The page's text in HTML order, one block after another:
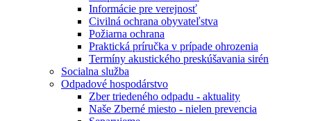
Informácie pre verejnosť
Civilná ochrana obyvateľstva
Požiarna ochrana
Praktická príručka v prípade ohrozenia
Termíny akustického preskúšavania sirén
Socialna služba
Odpadové hospodárstvo
Zber triedeného odpadu - aktuality
Naše Zberné miesto - nielen prevencia